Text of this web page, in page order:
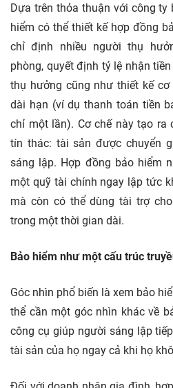
Dựa trên thỏa thuận với công
hiểm có thể thiết kế hợp đồng
chỉ định nhiều người thụ
phòng, quyết định tỷ lệ nhận
thụ hưởng cũng như thiết kế
dài hạn (ví dụ thanh toán tiền
chỉ một lần). Cơ chế này tạo ra
tín thác: tài sản được chuyển
sáng lập. Hợp đồng bảo hiểm
một quỹ tài chính ngay lập tức
mà còn có thể dùng tài trợ
trong một thời gian dài.
Bảo hiểm như một cấu trúc
Góc nhìn phổ biến là xem bảo
thể cần một góc nhìn khác về
công cụ giúp người sáng lập
tài sản của họ ngay cả khi họ